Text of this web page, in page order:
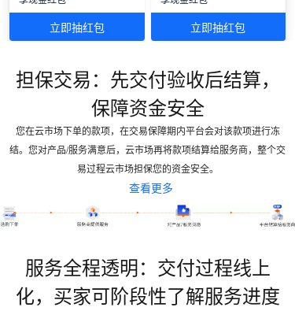
立即抽红包 立即抽红包
担保交易：先交付验收后结算，
保障资金安全
您在云市场下单的款项，在交易保障期内平台会对该款项进行冻
结。您对产品/服务满意后，云市场再将款项结算给服务商，整个交
易过程云市场担保您的资金安全。
查看更多
服务全程透明：交付过程线上
化，买家可阶段性了解服务进度